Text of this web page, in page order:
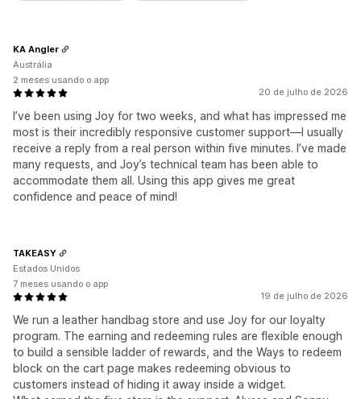
20 de julho de 2026
I’ve been using Joy for two weeks, and what has impressed me
most is their incredibly responsive customer support—I usually
receive a reply from a real person within five minutes. I’ve made
many requests, and Joy’s technical team has been able to
accommodate them all. Using this app gives me great
confidence and peace of mind!
KA Angler
Austrália
2 meses usando o app
19 de julho de 2026
We run a leather handbag store and use Joy for our loyalty
program. The earning and redeeming rules are flexible enough
to build a sensible ladder of rewards, and the Ways to redeem
block on the cart page makes redeeming obvious to
customers instead of hiding it away inside a widget.
TAKEASY
Estados Unidos
7 meses usando o app